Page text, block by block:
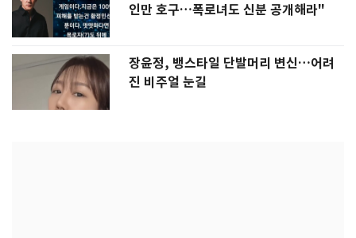
인만 호구…폭로녀도 신분 공개해라"
장윤정, 뱅스타일 단발머리 변신…어려
진 비주얼 눈길